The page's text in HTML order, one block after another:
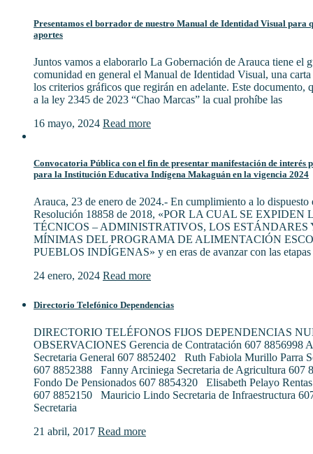
Presentamos el borrador de nuestro Manual de Identidad Visual para
aportes
Juntos vamos a elaborarlo La Gobernación de Arauca tiene el
comunidad en general el Manual de Identidad Visual, una
los criterios gráficos que regirán en adelante. Este documento,
a la ley 2345 de 2023 “Chao Marcas” la cual prohíbe las
16 mayo, 2024 Read more
Convocatoria Pública con el fin de presentar manifestación de interés
para la Institución Educativa Indígena Makaguán en la vigencia 2024
Arauca, 23 de enero de 2024.- En cumplimiento a lo dispuesto
Resolución 18858 de 2018, «POR LA CUAL SE
TÉCNICOS – ADMINISTRATIVOS, LOS ESTÁNDARES
MÍNIMAS DEL PROGRAMA DE ALIMENTACIÓN
PUEBLOS INDÍGENAS» y en eras de avanzar con las etapas
24 enero, 2024 Read more
Directorio Telefónico Dependencias
DIRECTORIO TELÉFONOS FIJOS DEPENDENCIAS
OBSERVACIONES Gerencia de Contratación 607 8856998
Secretaria General 607 8852402 Ruth Fabiola Murillo Parra
607 8852388 Fanny Arciniega Secretaria de Agricultura 607
Fondo De Pensionados 607 8854320 Elisabeth Pelayo
607 8852150 Mauricio Lindo Secretaria de Infraestructura
Secretaria
21 abril, 2017 Read more